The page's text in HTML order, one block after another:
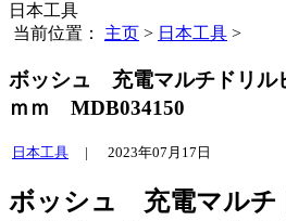
日本工具
当前位置： 主页 > 日本工具 >
ボッシュ 充電マルチドリ
ｍｍ MDB034150
日本工具 | 2023年07月17日
ボッシュ 充電マル